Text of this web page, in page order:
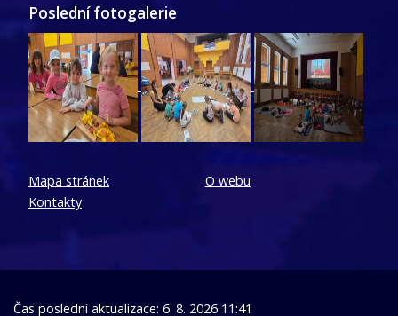
Poslední fotogalerie
Mapa stránek
Kontakty
O webu
Čas poslední aktualizace: 6. 8. 2026 11:41